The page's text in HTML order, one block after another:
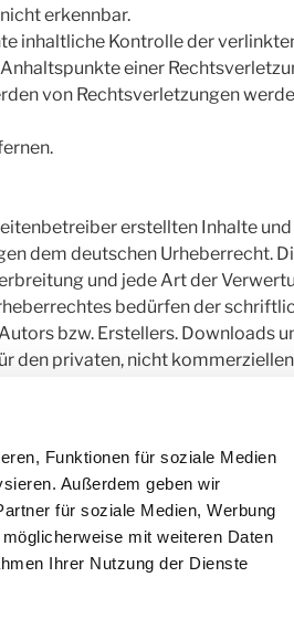
Funktionen für soziale Medien
Außerdem geben wir
für soziale Medien, Werbung
mit weiteren Daten
Ihrer Nutzung der Dienste
erkennbar.
inhaltliche Kontrolle der
einer
von Rechtsverletzungen
erstellten Inhalte
dem deutschen Urheberrecht.
und jede Art der
bedürfen der
bzw. Erstellers. Downloads
den privaten, nicht
auf dieser Seite nicht vom
solche gekennzeichnet. Sollten
aufmerksam werden,
Hinweis. Bei Bekanntwerden von
Inhalte umgehend entfernen.